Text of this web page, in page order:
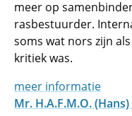
meer op
rasbestuurder.
soms wat nors zijn
kritiek was.
meer informatie
Mr. H.A.F.M.O.